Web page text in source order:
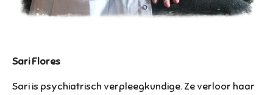
Sari Flores
Sari is psychiatrisch verpleegkundige. Ze verloor haar